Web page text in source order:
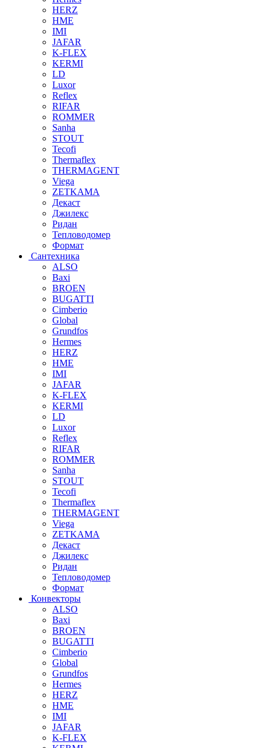
HERZ
HME
IMI
JAFAR
K-FLEX
KERMI
LD
Luxor
Reflex
RIFAR
ROMMER
Sanha
STOUT
Tecofi
Thermaflex
THERMAGENT
Viega
ZETKAMA
Декаст
Джилекс
Ридан
Тепловодомер
Формат
Сантехника
ALSO
Baxi
BROEN
BUGATTI
Cimberio
Global
Grundfos
Hermes
HERZ
HME
IMI
JAFAR
K-FLEX
KERMI
LD
Luxor
Reflex
RIFAR
ROMMER
Sanha
STOUT
Tecofi
Thermaflex
THERMAGENT
Viega
ZETKAMA
Декаст
Джилекс
Ридан
Тепловодомер
Формат
Конвекторы
ALSO
Baxi
BROEN
BUGATTI
Cimberio
Global
Grundfos
Hermes
HERZ
HME
IMI
JAFAR
K-FLEX